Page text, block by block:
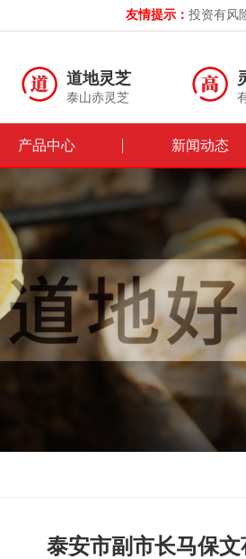
友情提示： 投资有风
道地灵芝
泰山赤灵芝
产品中心 新闻动态
泰安市副市长马保